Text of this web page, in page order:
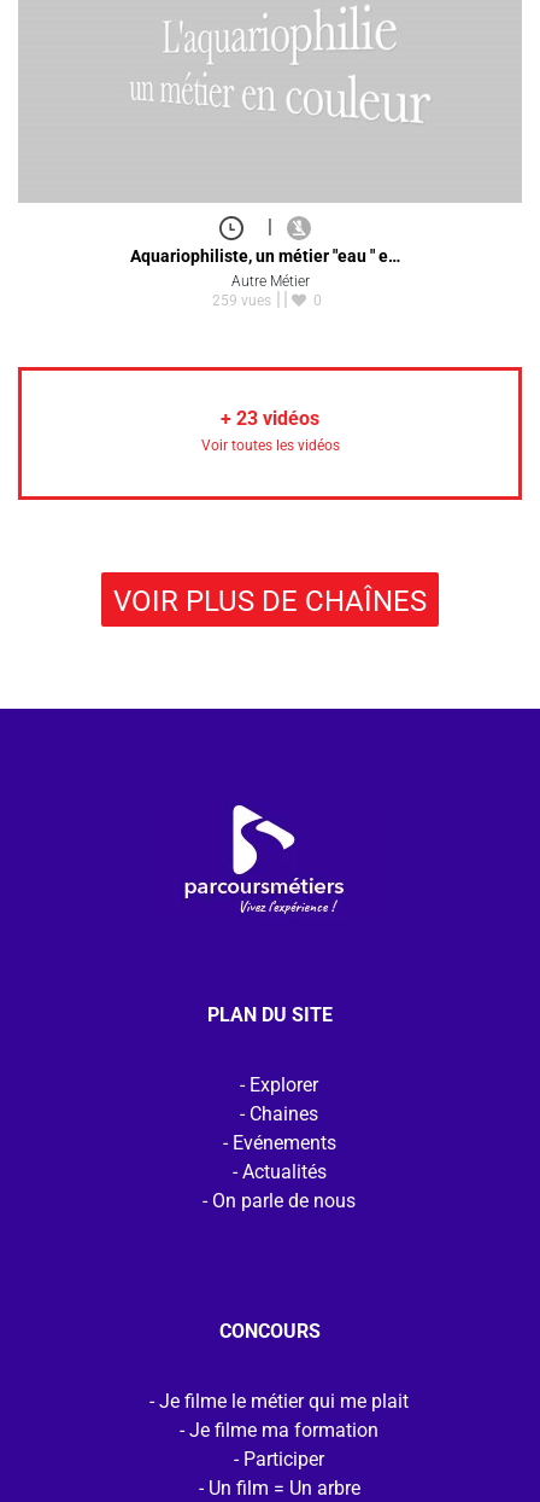
Aquariophiliste, un métier "eau " e…
Autre Métier
259 vues
0
+ 23 vidéos
Voir toutes les vidéos
VOIR PLUS DE CHAÎNES
PLAN DU SITE
Explorer
Chaines
Evénements
Actualités
On parle de nous
CONCOURS
Je filme le métier qui me plait
Je filme ma formation
Participer
Un film = Un arbre